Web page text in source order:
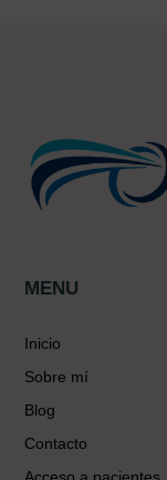
MENU
Inicio
Sobre mí
Blog
Contacto